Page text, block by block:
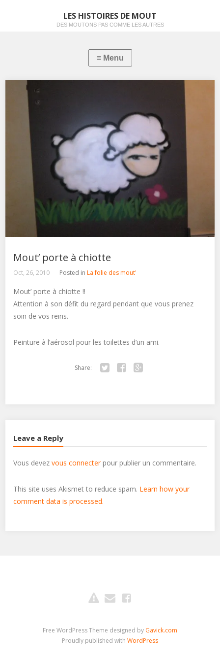
LES HISTOIRES DE MOUT
DES MOUTONS PAS COMME LES AUTRES
Mout’ porte à chiotte
Oct, 26, 2010 Posted inLa folie des mout'
Mout’ porte à chiotte !!
Attention à son défit du regard pendant que vous prenez
soin de vos reins.
Peinture à l’aérosol pour les toilettes d’un ami.
Share:
Leave a Reply
Vous devezvous connecterpour publier un commentaire.
This site uses Akismet to reduce spam. Learn how your
comment data is processed.
Free WordPress Theme designed by Gavick.com
Proudly published with WordPress